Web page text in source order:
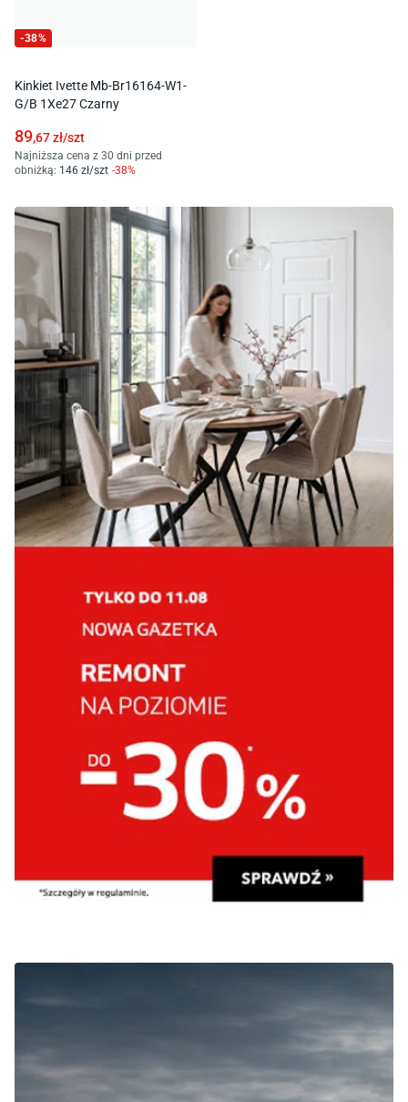
-38%
Kinkiet Ivette Mb-Br16164-W1-
G/B 1Xe27 Czarny
89,67zł/szt
Najniższa cena z 30 dni przed
obniżką: 146 zł/szt -38%